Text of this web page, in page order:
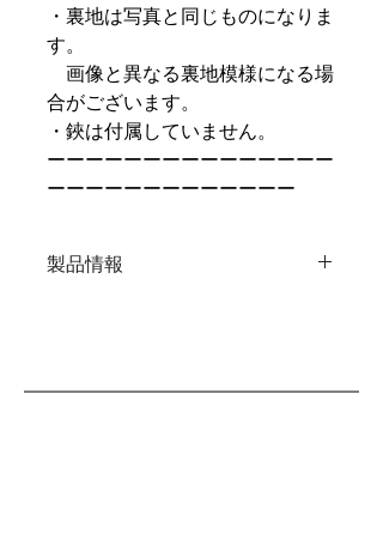
・裏地は写真と同じものになりま
す。
画像と異なる裏地模様になる場
合がございます。
・鋏は付属していません。
ーーーーーーーーーーーーーーー
ーーーーーーーーーーーーー
製品情報